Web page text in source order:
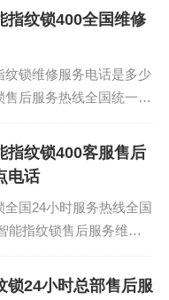
指纹锁400全国维修
纹锁维修服务电话是多少
售后服务热线全国统一客
指纹锁400客服售后
电话
全国24小时服务热线全国
能指纹锁售后服务维修
（2）400-18...
锁24小时总部售后服